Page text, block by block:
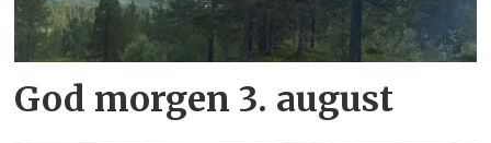
God morgen 3. august